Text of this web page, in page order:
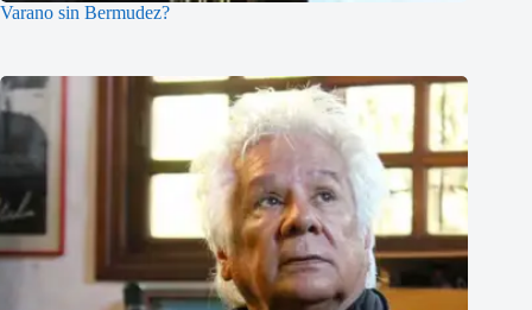
Varano sin Bermudez?